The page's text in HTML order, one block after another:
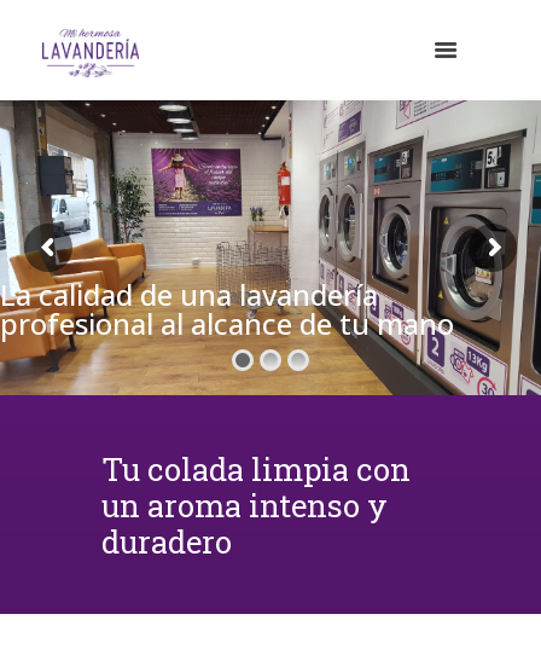
La calidad de una lavandería
profesional al alcance de tu mano
Tu colada limpia con
un aroma intenso y
duradero